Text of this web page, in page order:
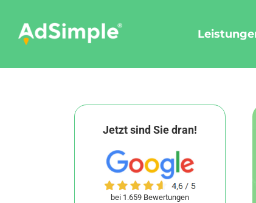
content
Jetzt sind Sie dran!
bei 1.659 Bewertungen